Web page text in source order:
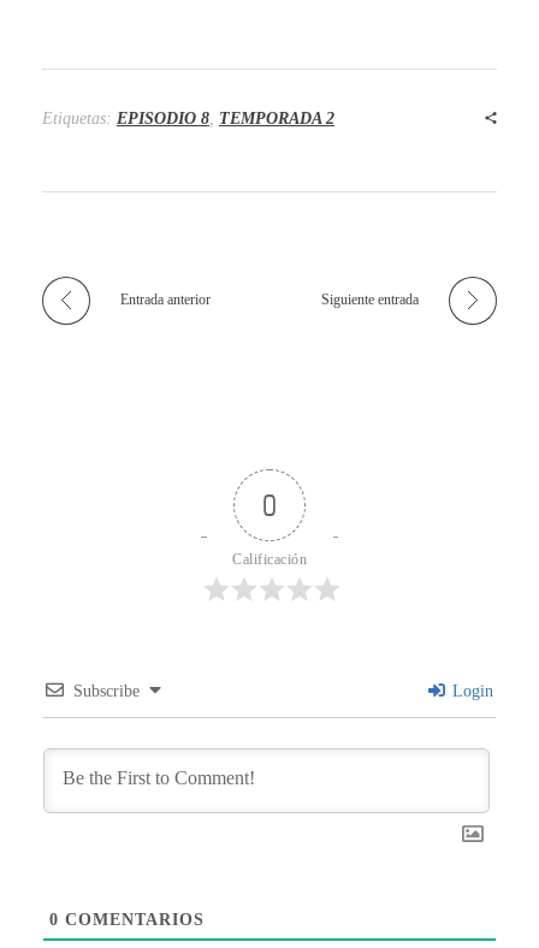
Etiquetas: EPISODIO 8 TEMPORADA 2
Entrada anterior Siguiente entrada
0
Calificación
Subscribe Login
0 COMENTARIOS